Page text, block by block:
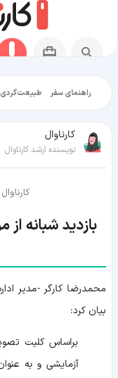
راهنمای سفر طبیعت‌گردی
کارناوال
نویسنده ارشد کارناوال
کارناوال
بازدید شبانه
محمدرضا کارگر -مدیر
بیان کرد:
براساس کلیت
آزمایشی و به